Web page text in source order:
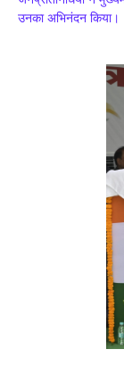
उनका अभिनंदन किया।